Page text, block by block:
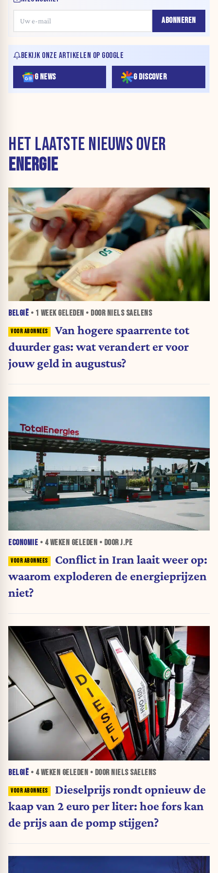
ABONNEREN
BEKIJK ONZE ARTIKELEN OP GOOGLE
G NEWS G DISCOVER
HET LAATSTE NIEUWS OVER
ENERGIE
BELGIË • 1 WEEKGELEDEN • DOOR NIELS SAELENS
Van hogere spaarrente tot
duurder gas: wat verandert er voor
jouw geld in augustus?
ECONOMIE • 4 WEKEN GELEDEN • DOOR J.PE
Conflict in Iran laait weer op:
waarom exploderen de energieprijzen
niet?
BELGIË • 4 WEKEN GELEDEN • DOOR NIELS SAELENS
Dieselprijs rondt opnieuw de
kaap van 2 euro per liter: hoe fors kan
de prijs aan de pomp stijgen?